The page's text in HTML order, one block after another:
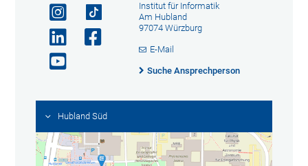
Institut für Informatik
Am Hubland
97074 Würzburg
E-Mail
Suche Ansprechperson
Hubland Süd